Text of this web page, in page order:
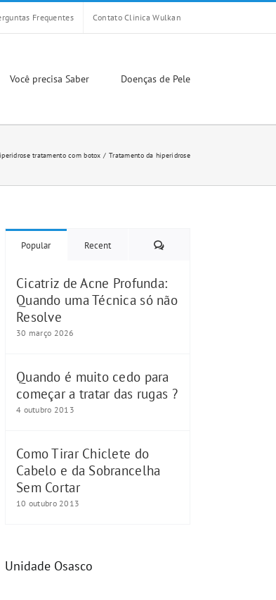
Frequentes Contato Clinica Wulkan
Você precisa Saber Doenças de Pele
tratamento com botox Tratamento da hiperidrose
Popular Recent Comments
Cicatriz de Acne Profunda:
Quando uma Técnica só não
Resolve
30 março 2026
Quando é muito cedo para
começar a tratar das rugas ?
4 outubro 2013
Como Tirar Chiclete do
Cabelo e da Sobrancelha
Sem Cortar
10 outubro 2013
Unidade Osasco